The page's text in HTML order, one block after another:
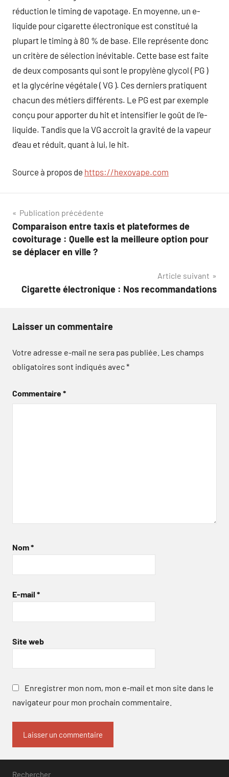
réduction le timing de vapotage. En moyenne, un e-
liquide pour cigarette électronique est constitué la
plupart le timing à 80 % de base. Elle représente donc
un critère de sélection inévitable. Cette base est faite
de deux composants qui sont le propylène glycol ( PG )
et la glycérine végétale ( VG ). Ces derniers pratiquent
chacun des métiers différents. Le PG est par exemple
conçu pour apporter du hit et intensifier le goût de l’e-
liquide. Tandis que la VG accroit la gravité de la vapeur
d’eau et réduit, quant à lui, le hit.
Source à propos de https://hexovape.com
Navigation
de
l’article
Publication précédente
Comparaison entre taxis et plateformes de
covoiturage : Quelle est la meilleure option pour
se déplacer en ville ?
Article suivant
Cigarette électronique : Nos recommandations
Laisser un commentaire
Votre adresse e-mail ne sera pas publiée. Les champs
obligatoires sont indiqués avec*
Commentaire*
Nom*
E-mail *
Site web
Enregistrer mon nom, mon e-mail et mon site dans le
navigateur pour mon prochain commentaire.
Rechercher